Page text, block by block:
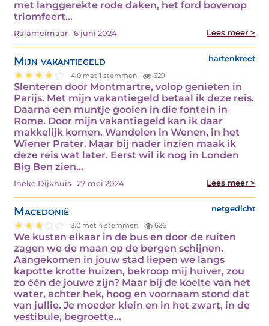
met langgerekte rode daken, het ford bovenop
triomfeert…
Ralameimaar 6 juni 2024 Lees meer >
Mijn vakantiegeld hartenkreet
4.0 met 1 stemmen 629
Slenteren door Montmartre, volop genieten in
Parijs. Met mijn vakantiegeld betaal ik deze reis.
Daarna een muntje gooien in die fontein in
Rome. Door mijn vakantiegeld kan ik daar
makkelijk komen. Wandelen in Wenen, in het
Wiener Prater. Maar bij nader inzien maak ik
deze reis wat later. Eerst wil ik nog in Londen
Big Ben zien…
Ineke Dijkhuis 27 mei 2024 Lees meer >
Macedonië netgedicht
3.0 met 4 stemmen 626
We kusten elkaar in de bus en door de ruiten
zagen we de maan op de bergen schijnen.
Aangekomen in jouw stad liepen we langs
kapotte krotte huizen, bekroop mij huiver, zou
zo één de jouwe zijn? Maar bij de koelte van het
water, achter hek, hoog en voornaam stond dat
van jullie. Je moeder klein en in het zwart, in de
vestibule, begroette…